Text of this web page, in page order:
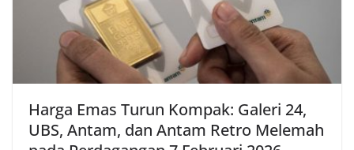
Harga Emas Turun Kompak: Galeri 24,
UBS, Antam, dan Antam Retro Melemah